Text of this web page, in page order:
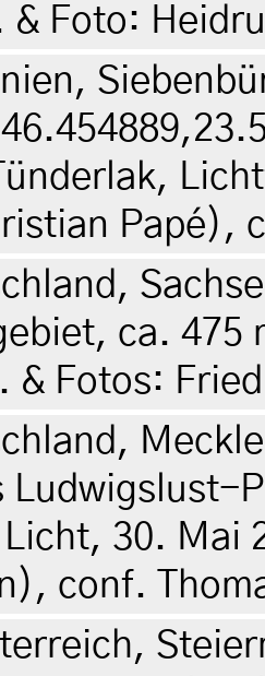
Foto:
Papé),
ca. 475
& Fotos:
Ludwigslust-
30. Mai
conf.